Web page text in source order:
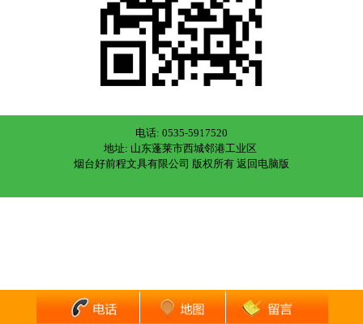
电话: 0535-5917520
地址: 山东蓬莱市西城邻港工业区
烟台好前程文具有限公司 版权所有 返回电脑版